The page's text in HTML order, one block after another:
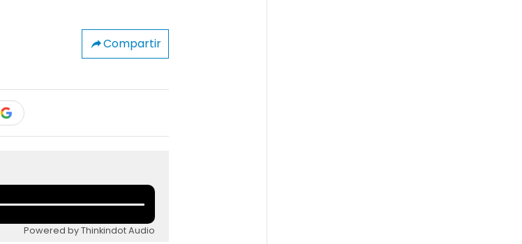
Compartir
Powered by Thinkindot Audio